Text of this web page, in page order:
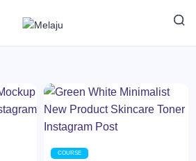
COURSE